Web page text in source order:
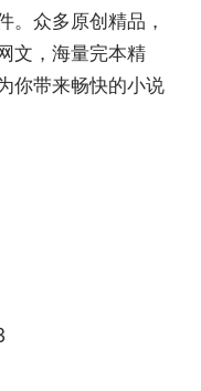
。众多原创精品，
文，海量完本精
你带来畅快的小说